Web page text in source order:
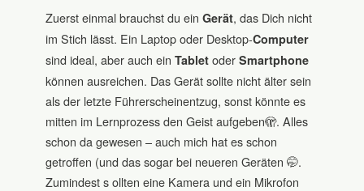
Zuerst einmal brauchst du einGerät, das Dich nicht
im Stich lässt. Ein Laptop oder Desktop-Computer
sind ideal, aber auch einTabletoderSmartphone
können ausreichen. Das Gerät sollte nicht älter sein
als der letzte Führerscheinentzug, sonst könnte es
mitten im Lernprozess den Geist aufgeben🫣. Alles
schon da gewesen – auch mich hat es schon
getroffen (und das sogar bei neueren Geräten 🤭.
Zumindest s ollten eine Kamera und ein Mikrofon